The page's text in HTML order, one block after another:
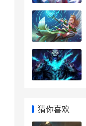
猜你喜欢